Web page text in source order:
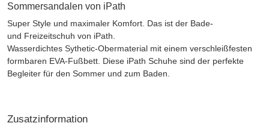
Sommersandalen von iPath
Super Style und maximaler Komfort. Das ist der Bade-
und Freizeitschuh von iPath.
Wasserdichtes Sythetic-Obermaterial mit einem verschleißfesten
formbaren EVA-Fußbett. Diese iPath Schuhe sind der perfekte
Begleiter für den Sommer und zum Baden.
Zusatzinformation